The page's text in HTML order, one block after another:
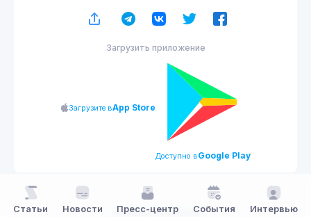
Загрузить приложение
Загрузите вApp Store
Доступно вGoogle Play
NewsHub.kz 2026 ©
Статьи Новости Пресс-центр События Интервью